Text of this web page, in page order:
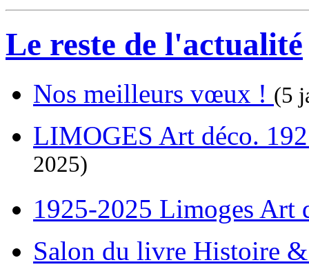
Le reste de l'actualité
Nos meilleurs vœux ! (5
LIMOGES Art déco.
2025)
1925-2025 Limoges Art
Salon du livre Histoire